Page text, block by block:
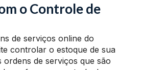
o Controle de
de serviços online do
controlar o estoque de sua
ordens de serviços que são